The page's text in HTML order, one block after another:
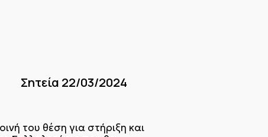
03/2024
του θέση για στήριξη και